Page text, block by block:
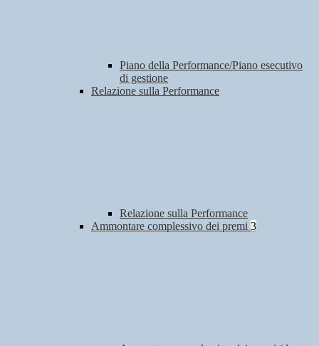
Piano della Performance/Piano esecutivo
di gestione
Relazione sulla Performance
Relazione sulla Performance
Ammontare complessivo dei premi 3